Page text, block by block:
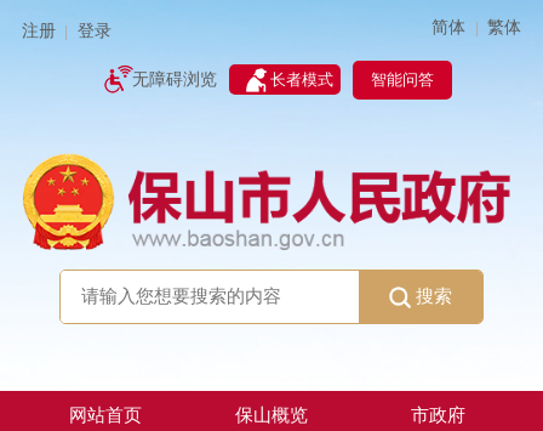
注册 登录 简体 | 繁体
无障碍浏览 长者模式 智能问答
搜索
网站首页 保山概览 市政府